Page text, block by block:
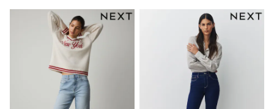
Angel & Rocket
JoJo Maman Bébé
Occasionwear
Schoolwear
Partywear
Flower Girl
Bridesmaid
All Baby & Nursery
New in